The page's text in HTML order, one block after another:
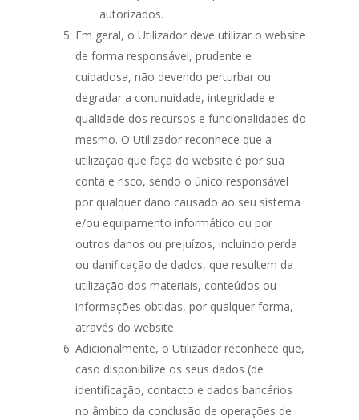
autorizados.
Em geral, o Utilizador deve utilizar o website
de forma responsável, prudente e
cuidadosa, não devendo perturbar ou
degradar a continuidade, integridade e
qualidade dos recursos e funcionalidades do
mesmo. O Utilizador reconhece que a
utilização que faça do website é por sua
conta e risco, sendo o único responsável
por qualquer dano causado ao seu sistema
e/ou equipamento informático ou por
outros danos ou prejuízos, incluindo perda
ou danificação de dados, que resultem da
utilização dos materiais, conteúdos ou
informações obtidas, por qualquer forma,
através do website.
Adicionalmente, o Utilizador reconhece que,
caso disponibilize os seus dados (de
identificação, contacto e dados bancários
no âmbito da conclusão de operações de